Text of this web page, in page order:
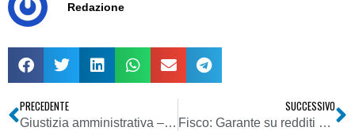
Redazione
PRECEDENTE
Giustizia amministrativa – Impugnazioni – Criteri per l’esame delle questioni proposte con ricorso incidentale
SUCCESSIVO
Fisco: Garante su redditi on line e sistemi di condivisione file